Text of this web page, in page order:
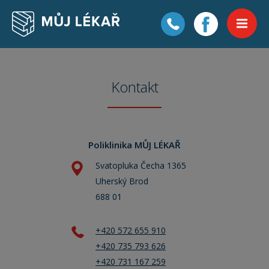
Kontakt
Poliklinika MŮJ LÉKAŘ
Svatopluka Čecha 1365
Uherský Brod
688 01
+420 572 655 910
+420 735 793 626
+420 731 167 259